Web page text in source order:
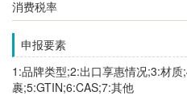
消费税率
申报要素
1:品牌类型;2:出口享惠情况;3:材
裹;5:GTIN;6:CAS;7:其他